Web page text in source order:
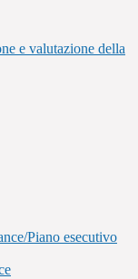
e valutazione della
Piano esecutivo